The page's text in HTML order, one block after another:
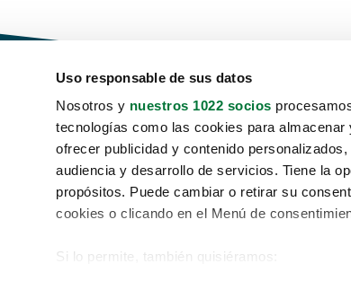
Uso responsable de sus datos
Nosotros y nuestros 1022 socios
tecnologías como las cookies para
ofrecer publicidad y contenido
audiencia y desarrollo de servicios. Tiene la
propósitos. Puede cambiar o retirar su
cookies o clicando en el Menú de
Si lo permite, también quisiéramos: